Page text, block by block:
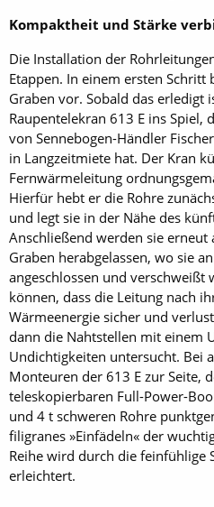
Kompaktheit und Stärke
Die Installation der
Etappen. In einem ersten Schritt
Graben vor. Sobald das erledigt
Raupentelekran 613 E ins Spiel,
von Sennebogen-Händler
in Langzeitmiete hat. Der Kran
Fernwärmeleitung
Hierfür hebt er die Rohre
und legt sie in der Nähe des
Anschließend werden sie
Graben herabgelassen, wo sie
angeschlossen und verschweißt
können, dass die Leitung nach
Wärmeenergie sicher und
dann die Nahtstellen mit einem
Undichtigkeiten untersucht. Bei
Monteuren der 613 E zur Seite,
teleskopierbaren Full-Power-
und 4 t schweren Rohre
filigranes »Einfädeln« der
Reihe wird durch die feinfühlige
erleichtert.